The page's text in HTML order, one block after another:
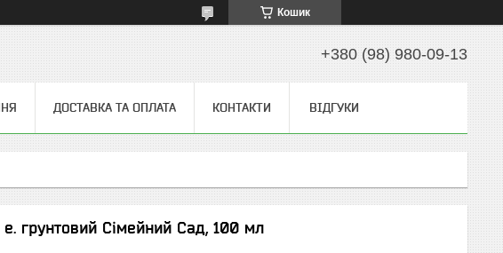
Кошик
+380 (98) 980-09-13
ДОСТАВКА ТА ОПЛАТА КОНТАКТИ ВІДГУКИ
е. грунтовий Сімейний Сад, 100 мл